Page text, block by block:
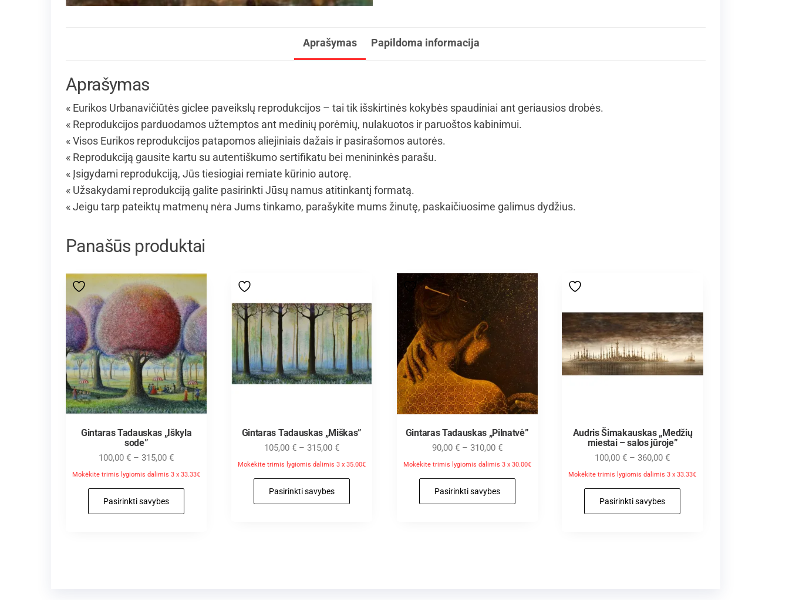
Aprašymas Papildoma informacija
Aprašymas
« Eurikos Urbanavičiūtės giclee paveikslų reprodukcijos – tai tik išskirtinės kokybės spaudiniai ant geriausios drobės.
« Reprodukcijos parduodamos užtemptos ant medinių porėmių, nulakuotos ir paruoštos kabinimui.
« Visos Eurikos reprodukcijos patapomos aliejiniais dažais ir pasirašomos autorės.
« Reprodukciją gausite kartu su autentiškumo sertifikatu bei menininkės parašu.
« Įsigydami reprodukciją, Jūs tiesiogiai remiate kūrinio autorę.
« Užsakydami reprodukciją galite pasirinkti Jūsų namus atitinkantį formatą.
« Jeigu tarp pateiktų matmenų nėra Jums tinkamo, parašykite mums žinutę, paskaičiuosime galimus dydžius.
Panašūs produktai
Gintaras Tadauskas „Iškyla
sode”
100,00€ – 315,00€
Mokėkite trimis lygiomis dalimis 3 x 33.33€
Pasirinkti savybes
Gintaras Tadauskas „Miškas”
105,00 € – 315,00 €
Mokėkite trimis lygiomis dalimis 3 x 35.00€
Pasirinkti savybes
Gintaras Tadauskas „Pilnatvė”
90,00 € – 310,00 €
Mokėkite trimis lygiomis dalimis 3 x 30.00€
Pasirinkti savybes
Audris Šimakauskas „Medžių
miestai – salos jūroje”
100,00€ – 360,00€
Mokėkite trimis lygiomis dalimis 3 x 33.33€
Pasirinkti savybes